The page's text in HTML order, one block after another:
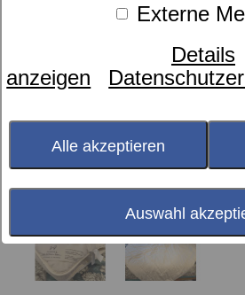
Externe
Details
anzeigen
Alle akzeptieren
Auswahl